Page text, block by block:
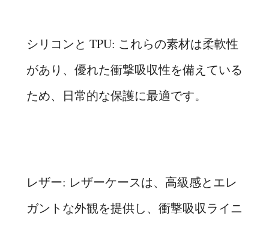
シリコンと TPU: これらの素材は柔軟性
があり、優れた衝撃吸収性を備えている
ため、日常的な保護に最適です。
レザー: レザーケースは、高級感とエレ
ガントな外観を提供し、衝撃吸収ライニ